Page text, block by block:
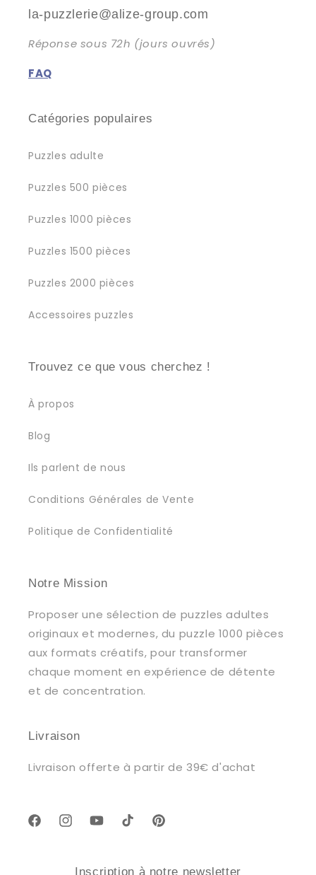
la-puzzlerie@alize-group.com
Réponse sous 72h (jours ouvrés)
FAQ
Catégories populaires
Puzzles adulte
Puzzles 500 pièces
Puzzles 1000 pièces
Puzzles 1500 pièces
Puzzles 2000 pièces
Accessoires puzzles
Trouvez ce que vous cherchez !
À propos
Blog
Ils parlent de nous
Conditions Générales de Vente
Politique de Confidentialité
Notre Mission
Proposer une sélection de puzzles adultes
originaux et modernes, du puzzle 1000 pièces
aux formats créatifs, pour transformer
chaque moment en expérience de détente
et de concentration.
Livraison
Livraison offerte à partir de 39€ d'achat
FacebookInstagramYouTubeTikTok Pinterest
Inscription à notre newsletter